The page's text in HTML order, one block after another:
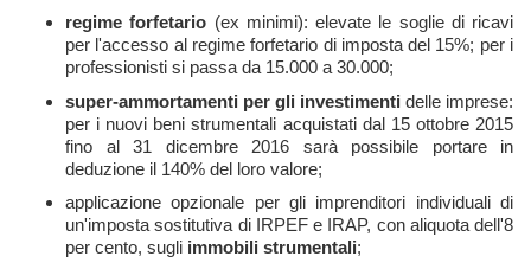
regime forfetario (ex minimi): elevate le soglie di ricavi
per l'accesso al regime forfetario di imposta del 15%; per i
professionisti si passa da 15.000 a 30.000;
super-ammortamenti per gli investimenti delle imprese:
per i nuovi beni strumentali acquistati dal 15 ottobre 2015
fino al 31 dicembre 2016 sarà possibile portare in
deduzione il 140% del loro valore;
applicazione opzionale per gli imprenditori individuali di
un'imposta sostitutiva di IRPEF e IRAP, con aliquota dell'8
per cento, sugli immobili strumentali;